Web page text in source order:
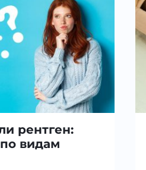
рентген:
видам